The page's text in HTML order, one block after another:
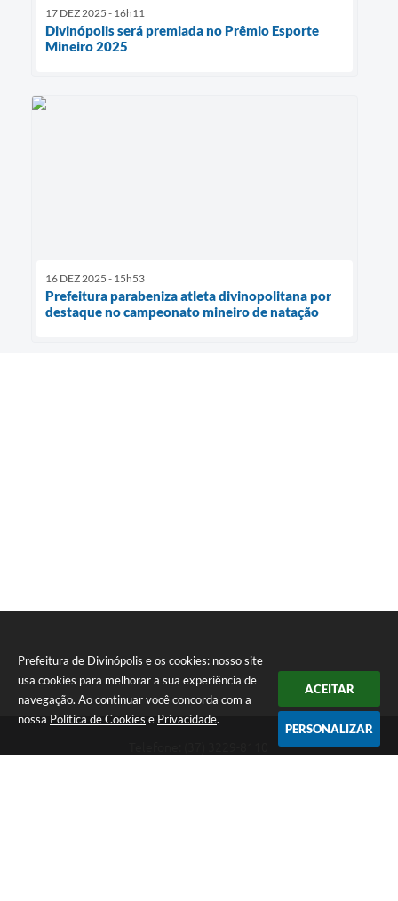
Prefeitura de Divinópolis e os cookies: nosso site
usa cookies para melhorar a sua experiência de
navegação. Ao continuar você concorda com a
nossa Política de Cookies e Privacidade.
ACEITAR
PERSONALIZAR
17 DEZ 2025 - 16h11
Divinópolis será premiada no Prêmio Esporte
Mineiro 2025
16 DEZ 2025 - 15h53
Prefeitura parabeniza atleta divinopolitana por
destaque no campeonato mineiro de natação